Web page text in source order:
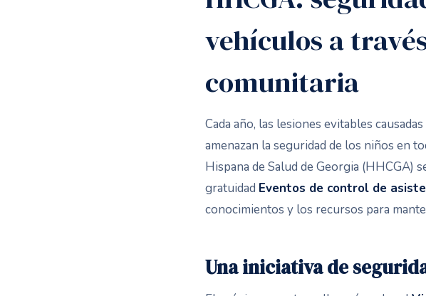
vehículos a
comunitaria
Cada año, las lesiones evitables
amenazan la seguridad de los niños en
Hispana de Salud de Georgia (HHCGA)
gratuidad Eventos de control de
conocimientos y los recursos para
Una iniciativa de